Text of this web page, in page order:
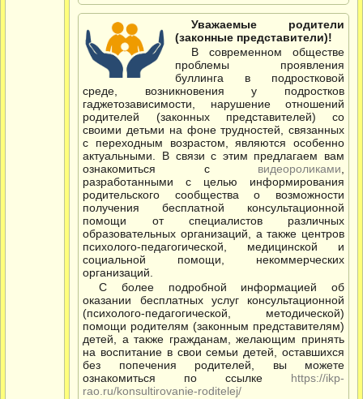
Уважаемые родители
(законные представители)!
В современном обществе
проблемы проявления
буллинга в подростковой
среде, возникновения у подростков
гаджетозависимости, нарушение отношений
родителей (законных представителей) со
своими детьми на фоне трудностей, связанных
с переходным возрастом, являются особенно
актуальными. В связи с этим предлагаем вам
ознакомиться с видеороликами
разработанными с целью информирования
родительского сообщества о возможности
получения бесплатной консультационной
помощи от специалистов различных
образовательных организаций, а также центров
психолого-педагогической, медицинской и
социальной помощи, некоммерческих
организаций.
С более подробной информацией об
оказании бесплатных услуг консультационной
(психолого-педагогической, методической)
помощи родителям (законным представителям)
детей, а также гражданам, желающим принять
на воспитание в свои семьи детей, оставшихся
без попечения родителей, вы можете
ознакомиться по ссылке https://ikp-
rao.ru/konsultirovanie-roditelej/